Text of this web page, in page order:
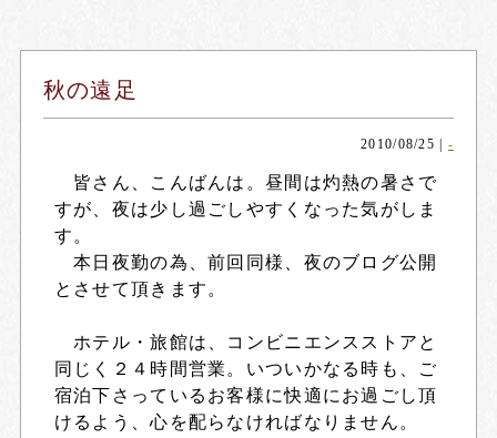
秋の遠足
2010/08/25 -
皆さん、こんばんは。昼間は灼熱の暑さで
すが、夜は少し過ごしやすくなった気がしま
す。
本日夜勤の為、前回同様、夜のブログ公開
とさせて頂きます。
ホテル・旅館は、コンビニエンスストアと
同じく２４時間営業。いついかなる時も、ご
宿泊下さっているお客様に快適にお過ごし頂
けるよう、心を配らなければなりません。